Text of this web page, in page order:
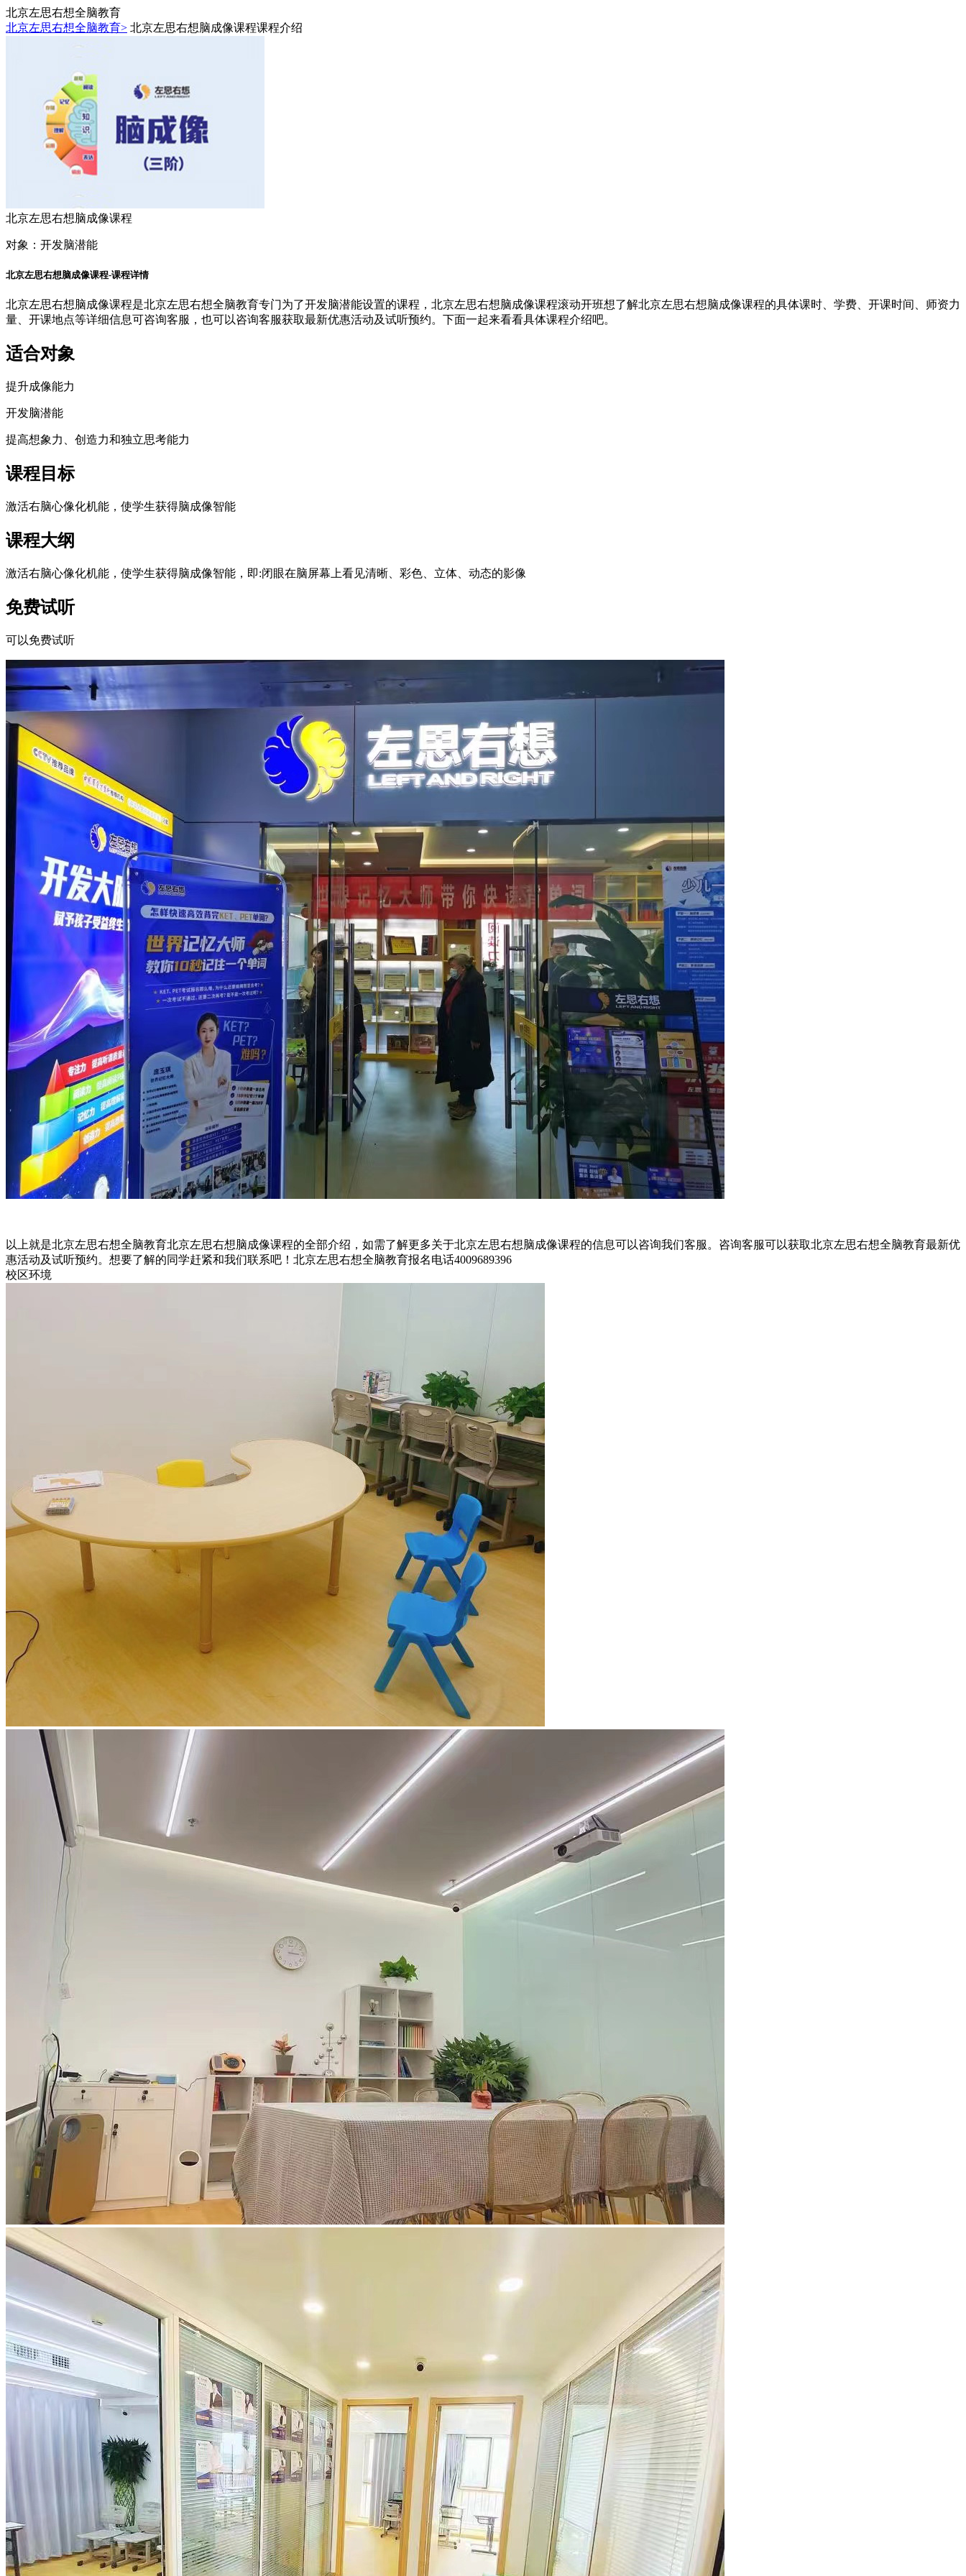
北京左思右想全脑教育
北京左思右想全脑教育> 北京左思右想脑成像课程课程介绍
北京左思右想脑成像课程
对象： 开发脑潜能
北京左思右想脑成像课程-课程详情
北京左思右想脑成像课程是北京左思右想全脑教育专门为了开发脑潜能设置的课程，北京左思右想脑成像课程滚动开班想了解北京左思右想脑成像课程的具体课时、学费、开课时间、师资力
量、开课地点等详细信息可咨询客服，也可以咨询客服获取最新优惠活动及试听预约。下面一起来看看具体课程介绍吧。
适合对象
提升成像能力
开发脑潜能
提高想象力、创造力和独立思考能力
课程目标
激活右脑心像化机能，使学生获得脑成像智能
课程大纲
激活右脑心像化机能，使学生获得脑成像智能，即:闭眼在脑屏幕上看见清晰、彩色、立体、动态的影像
免费试听
可以免费试听
以上就是北京左思右想全脑教育北京左思右想脑成像课程的全部介绍，如需了解更多关于北京左思右想脑成像课程的信息可以咨询我们客服。咨询客服可以获取北京左思右想全脑教育最新优
惠活动及试听预约。想要了解的同学赶紧和我们联系吧！北京左思右想全脑教育报名电话4009689396
校区环境